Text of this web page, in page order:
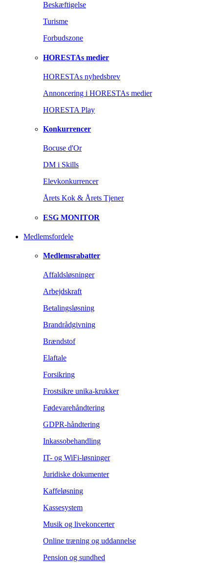
Beskæftigelse
Turisme
Forbudszone
HORESTAs medier
HORESTAs nyhedsbrev
Annoncering i HORESTAs medier
HORESTA Play
Konkurrencer
Bocuse d'Or
DM i Skills
Elevkonkurrencer
Årets Kok & Årets Tjener
ESG MONITOR
Medlemsfordele
Medlemsrabatter
Affaldsløsninger
Arbejdskraft
Betalingsløsning
Brandrådgivning
Brændstof
Elaftale
Forsikring
Frostsikre unika-krukker
Fødevarehåndtering
GDPR-håndtering
Inkassobehandling
IT- og WiFi-løsninger
Juridiske dokumenter
Kaffeløsning
Kassesystem
Musik og livekoncerter
Online træning og uddannelse
Pension og sundhed